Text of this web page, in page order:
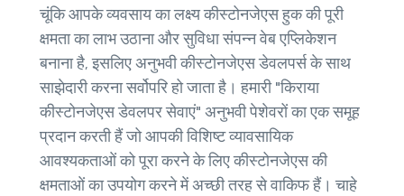
चूंकि आपके व्यवसाय का लक्ष्य कीस्टोनजेएस हुक की पूरी
क्षमता का लाभ उठाना और सुविधा संपन्न वेब एप्लिकेशन
बनाना है, इसलिए अनुभवी कीस्टोनजेएस डेवलपर्स के साथ
साझेदारी करना सर्वोपरि हो जाता है। हमारी "किराया
कीस्टोनजेएस डेवलपर सेवाएं" अनुभवी पेशेवरों का एक समूह
प्रदान करती हैं जो आपकी विशिष्ट व्यावसायिक
आवश्यकताओं को पूरा करने के लिए कीस्टोनजेएस की
क्षमताओं का उपयोग करने में अच्छी तरह से वाकिफ हैं। चाहे